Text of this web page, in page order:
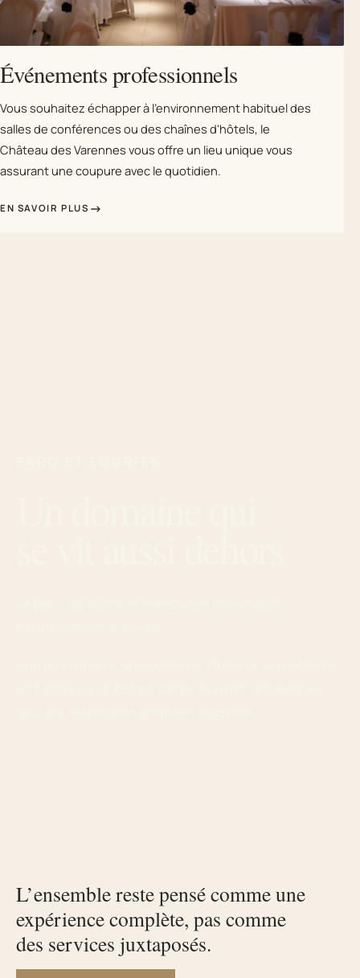
Événements professionnels
Vous souhaitez échapper à l'environnement habituel des
salles de conférences ou des chaînes d'hôtels, le
Château des Varennes vous offre un lieu unique vous
assurant une coupure avec le quotidien.
EN SAVOIR PLUS
L’ensemble reste pensé comme une
expérience complète, pas comme
des services juxtaposés.